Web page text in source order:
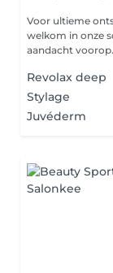
Voor ultieme
welkom in onze
Revolax deep
Stylage
Juvéderm